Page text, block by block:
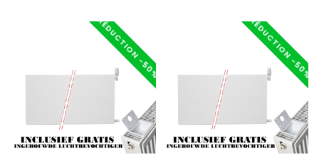
RÉDUCTION -50% RÉDUCTION -50%